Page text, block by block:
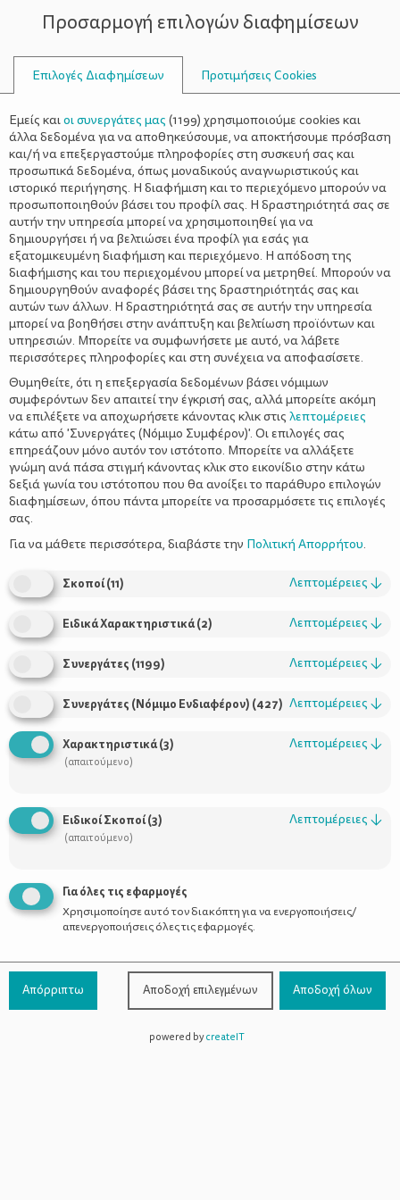
ΣΥΜΒΟΥΛΟΙ
ΑΝΕΒΟΚΑΤΕΒΑΊΝΕΙ
Έκλεισε τα τέσσερα - Τι αλλάζει στην
καθημερινότητα σας
Χρήσιμοι Σύνδεσμοι
Προϊόντα
Επικοινωνία
800-1199-800(από σταθερό,
χωρίς χρέωση)
Προσαρμογή επιλογών διαφημίσεων
Επιλογές Διαφημίσεων Προτιμήσεις Cookies
Εμείς καιοι συνεργάτες μας (1199) χρησιμοποιούμε cookies και
άλλα δεδομένα για να αποθηκεύσουμε, να αποκτήσουμε πρόσβαση
και/ή να επεξεργαστούμε πληροφορίες στη συσκευή σας και
προσωπικά δεδομένα, όπως μοναδικούς αναγνωριστικούς και
ιστορικό περιήγησης. Η διαφήμιση και το περιεχόμενο μπορούν να
προσωποποιηθούν βάσει του προφίλ σας. Η δραστηριότητά σας σε
αυτήν την υπηρεσία μπορεί να χρησιμοποιηθεί για να
δημιουργήσει ή να βελτιώσει ένα προφίλ για εσάς για
εξατομικευμένη διαφήμιση και περιεχόμενο. Η απόδοση της
διαφήμισης και του περιεχομένου μπορεί να μετρηθεί. Μπορούν να
δημιουργηθούν αναφορές βάσει της δραστηριότητάς σας και
αυτών των άλλων. Η δραστηριότητά σας σε αυτήν την υπηρεσία
μπορεί να βοηθήσει στην ανάπτυξη και βελτίωση προϊόντων και
υπηρεσιών. Μπορείτε να συμφωνήσετε με αυτό, να λάβετε
περισσότερες πληροφορίες και στη συνέχεια να αποφασίσετε.
Θυμηθείτε, ότι η επεξεργασία δεδομένων βάσει νόμιμων
συμφερόντων δεν απαιτεί την έγκρισή σας, αλλά μπορείτε ακόμη
να επιλέξετε να αποχωρήσετε κάνοντας κλικ στις λεπτομέρειες
κάτω από 'Συνεργάτες (Νόμιμο Συμφέρον)'. Οι επιλογές σας
επηρεάζουν μόνο αυτόν τον ιστότοπο. Μπορείτε να αλλάξετε
γνώμη ανά πάσα στιγμή κάνοντας κλικ στο εικονίδιο στην κάτω
δεξιά γωνία του ιστότοπου που θα ανοίξει το παράθυρο επιλογών
διαφημίσεων, όπου πάντα μπορείτε να προσαρμόσετε τις επιλογές
σας.
Για να μάθετε περισσότερα, διαβάστε την Πολιτική Απορρήτου.
Σκοποί(11) Λεπτομέρειες ↓
Ειδικά Χαρακτηριστικά(2) Λεπτομέρειες ↓
Συνεργάτες (1199) Λεπτομέρειες ↓
Συνεργάτες (Νόμιμο Ενδιαφέρον) (427) Λεπτομέρειες ↓
Χαρακτηριστικά(3)
(απαιτούμενο)
Λεπτομέρειες ↓
Ειδικοί Σκοποί(3)
(απαιτούμενο)
Λεπτομέρειες ↓
Για όλες τις εφαρμογές
Χρησιμοποίησε αυτό τον διακόπτη για να ενεργοποιήσεις/
απενεργοποιήσεις όλες τις εφαρμογές.
Απόρριπτω Αποδοχή επιλεγμένων Αποδοχή όλων
powered bycreateIT